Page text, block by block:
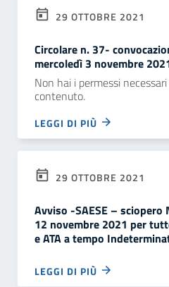
29 OTTOBRE 2021
Circolare n. 37-
mercoledì 3 novembre
Non hai i permessi
contenuto.
LEGGI DI PIÙ
29 OTTOBRE 2021
Avviso -SAESE –
12 novembre 2021 per
e ATA a tempo
LEGGI DI PIÙ